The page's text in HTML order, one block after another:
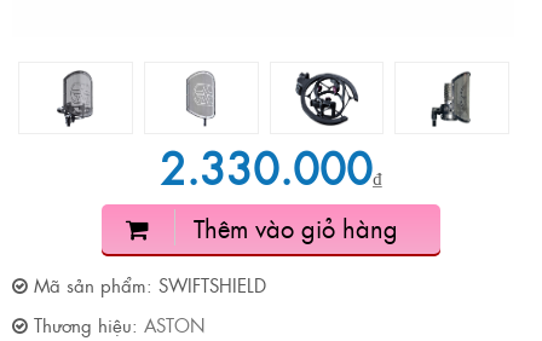
2.330.000₫
Thêm vào giỏ hàng
Mã sản phẩm: SWIFTSHIELD
Thương hiệu: ASTON